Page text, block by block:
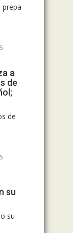
prepa
a
de
de
su
su